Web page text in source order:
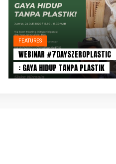
FEATURES
WEBINAR #7DAYSZEROPLASTIC
: GAYA HIDUP TANPA PLASTIK